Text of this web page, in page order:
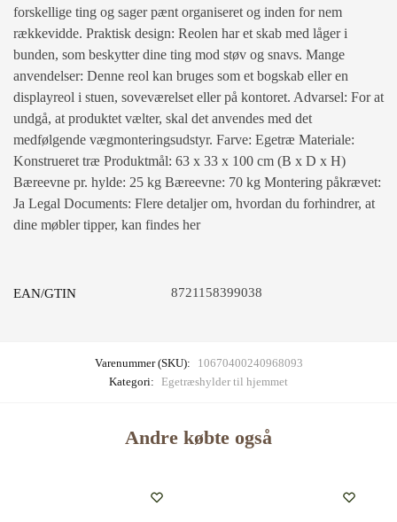
forskellige ting og sager pænt organiseret og inden for nem
rækkevidde. Praktisk design: Reolen har et skab med låger i
bunden, som beskytter dine ting mod støv og snavs. Mange
anvendelser: Denne reol kan bruges som et bogskab eller en
displayreol i stuen, soveværelset eller på kontoret. Advarsel: For at
undgå, at produktet vælter, skal det anvendes med det
medfølgende vægmonteringsudstyr. Farve: Egetræ Materiale:
Konstrueret træ Produktmål: 63 x 33 x 100 cm (B x D x H)
Bæreevne pr. hylde: 25 kg Bæreevne: 70 kg Montering påkrævet:
Ja Legal Documents: Flere detaljer om, hvordan du forhindrer, at
dine møbler tipper, kan findes her
EAN/GTIN 8721158399038
Varenummer (SKU):
10670400240968093
Kategori: Egetræshylder til hjemmet
Andre købte også